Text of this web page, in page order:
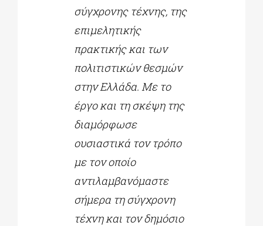
σύγχρονης τέχνης, της
επιμελητικής
πρακτικής και των
πολιτιστικών θεσμών
στην Ελλάδα. Με το
έργο και τη σκέψη της
διαμόρφωσε
ουσιαστικά τον τρόπο
με τον οποίο
αντιλαμβανόμαστε
σήμερα τη σύγχρονη
τέχνη και τον δημόσιο